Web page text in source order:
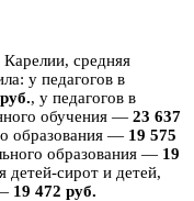
средняя
у педагогов в
, у педагогов в
обучения — 23 637
образования — 19 575
образования — 19
детей-сирот и детей,
19 472 руб.